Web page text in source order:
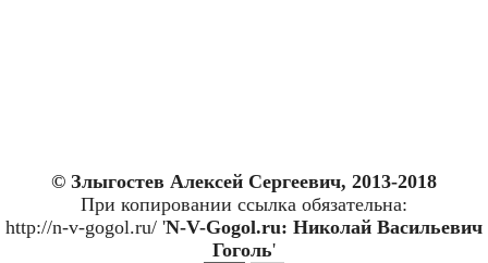
© Злыгостев Алексей Сергеевич, 2013-2018
При копировании ссылка обязательна:
http://n-v-gogol.ru/ 'N-V-Gogol.ru: Николай Васильевич
Гоголь'